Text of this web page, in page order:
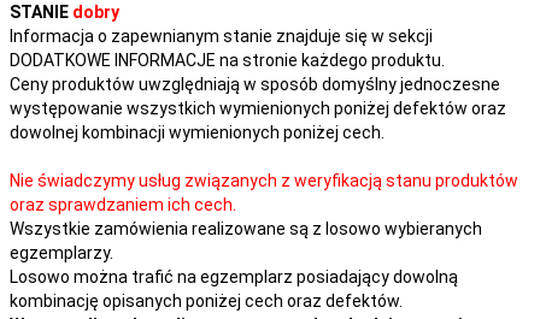
STANIE dobry
Informacja o zapewnianym stanie znajduje się w sekcji
DODATKOWE INFORMACJE na stronie każdego produktu.
Ceny produktów uwzględniają w sposób domyślny jednoczesne
występowanie wszystkich wymienionych poniżej defektów oraz
dowolnej kombinacji wymienionych poniżej cech.
Nie świadczymy usług związanych z weryfikacją stanu produktów
oraz sprawdzaniem ich cech.
Wszystkie zamówienia realizowane są z losowo wybieranych
egzemplarzy.
Losowo można trafić na egzemplarz posiadający dowolną
kombinację opisanych poniżej cech oraz defektów.